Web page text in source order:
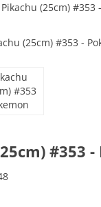
Pikachu (25cm) #353
#353